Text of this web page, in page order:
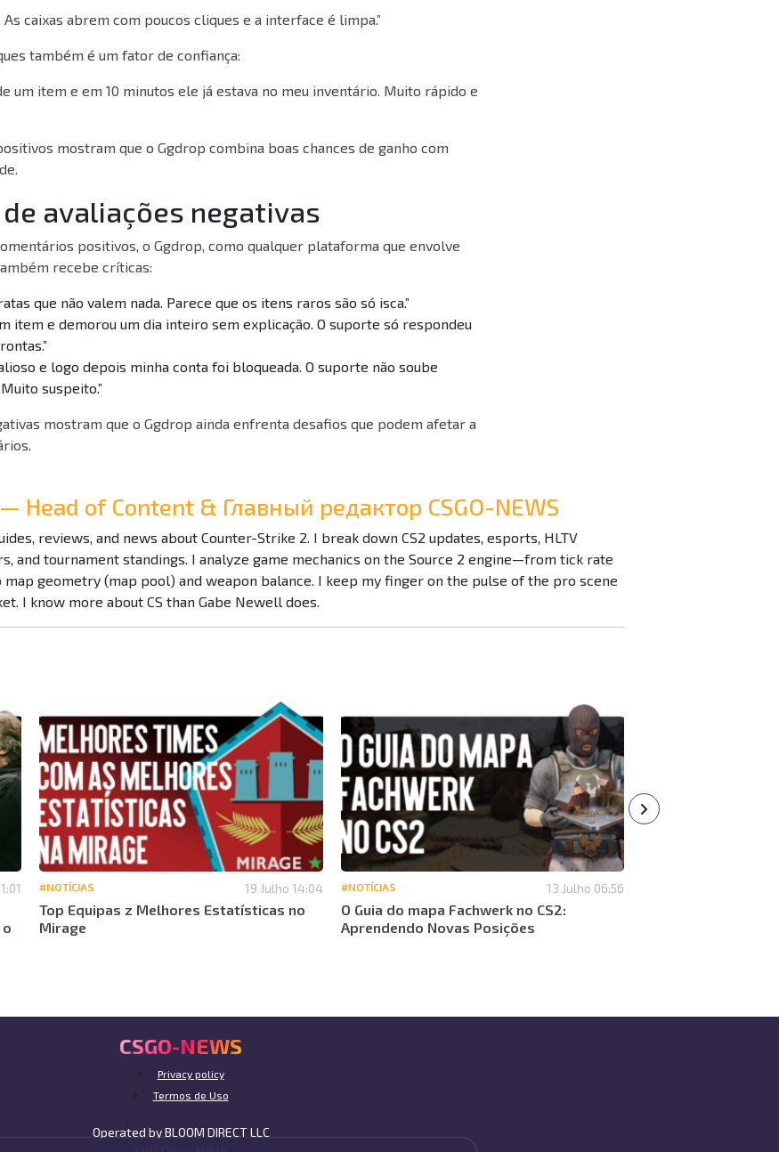
As caixas abrem com poucos cliques e a interface é limpa.”
também é um fator de confiança:
um item e em 10 minutos ele já estava no meu inventário. Muito rápido e
mostram que o Ggdrop combina boas chances de ganho com
avaliações negativas
positivos, o Ggdrop, como qualquer plataforma que envolve
recebe críticas:
que não valem nada. Parece que os itens raros são só isca.”
item e demorou um dia inteiro sem explicação. O suporte só respondeu
e logo depois minha conta foi bloqueada. O suporte não soube
suspeito.”
mostram que o Ggdrop ainda enfrenta desafios que podem afetar a
Head of Content & Главный редактор CSGO-NEWS
reviews, and news about Counter-Strike 2. I break down CS2 updates, esports, HLTV
and tournament standings. I analyze game mechanics on the Source 2 engine—from tick rate
map geometry (map pool) and weapon balance. I keep my finger on the pulse of the pro scene
I know more about CS than Gabe Newell does.
#NOTÍCIAS 19 Julho 14:04
Top Equipas z Melhores Estatísticas no
Mirage
#NOTÍCIAS 13 Julho 06:56
O Guia do mapa Fachwerk no CS2:
Aprendendo Novas Posições
CSGO-NEWS
Privacy policy
Termos de Uso
Operated by BLOOM DIRECT LLC